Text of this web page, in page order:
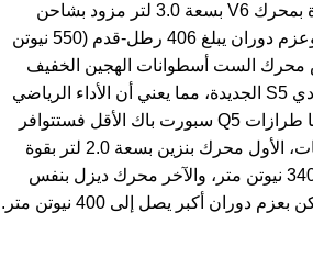
تتوافر سيارة SQ5 الجديدة بمحرك V6 بسعة 3.0 لتر مزود بشاحن
توربيني، يولد 362 حصانًا وعزم دوران يبلغ 406 رطل-قدم (550 نيوتن
محرك الست أسطوانات الهجين الخفيف
الذي يظهر في سيارات أودي S5 الجديدة، مما يعني أن الأداء الرياضي
لن يكون إلا أكثر تطورًا. أما طرازات Q5 سبورت باك الأقل فستتوافر
بمحركين رباعي الأسطوانات، الأول محرك بنزين بسعة 2.0 لتر بقوة
201 حصان وعزم دوران 340 نيوتن متر، والآخر محرك ديزل بنفس
دوران أكبر يصل إلى 400 نيوتن متر.